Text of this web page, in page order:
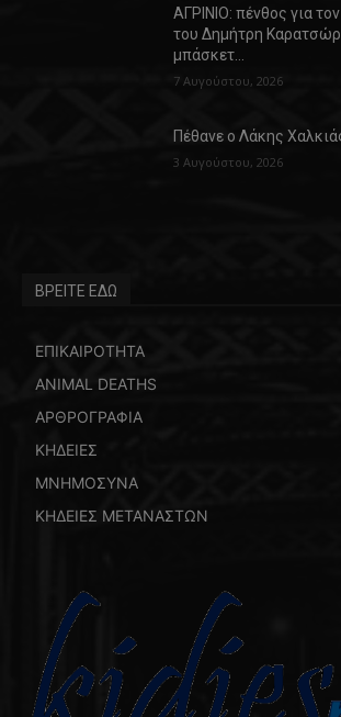
ΑΓΡΙΝΙΟ: πένθος για
του Δημήτρη
μπάσκετ…
7 Αυγούστου, 2026
Πέθανε ο Λάκης
3 Αυγούστου, 2026
ΒΡΕΙΤΕ ΕΔΩ
ΕΠΙΚΑΙΡΟΤΗΤΑ
ANIMAL DEATHS
ΑΡΘΡΟΓΡΑΦΙΑ
ΚΗΔΕΙΕΣ
ΜΝΗΜΟΣΥΝΑ
ΚΗΔΕΙΕΣ ΜΕΤΑΝΑΣΤΩΝ